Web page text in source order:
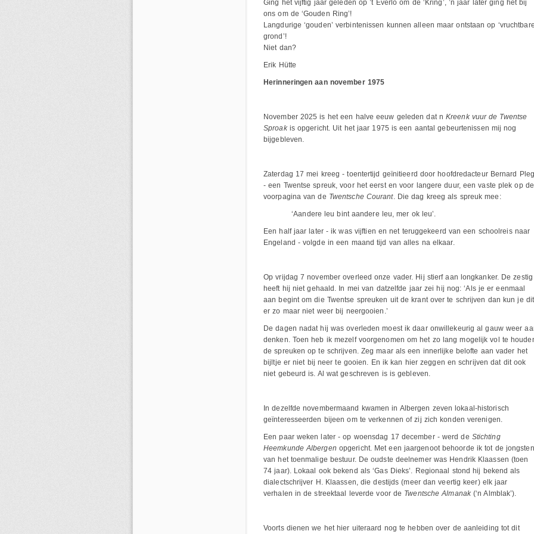
Ging het vijftig jaar geleden op ’t Everlo om de ‘Kring’, ’n jaar later ging het bij
ons om de ‘Gouden Ring’!
Langdurige ‘gouden’ verbintenissen kunnen alleen maar ontstaan op
grond’!
Niet dan?
Erik Hütte
Herinneringen aan november 1975
November 2025 is het een halve eeuw geleden dat n Kreenk vuur de Twentse
Sproakis opgericht. Uit het jaar 1975 is een aantal gebeurtenissen mij nog
bijgebleven.
Zaterdag 17 mei kreeg - toentertijd geïnitieerd door hoofdredacteur Bernard
- een Twentse spreuk, voor het eerst en voor langere duur, een vaste plek op de
voorpagina van de Twentsche Courant. Die dag kreeg als spreuk mee:
‘Aandere leu bint aandere leu, mer ok leu’.
Een half jaar later - ik was vijftien en net teruggekeerd van een schoolreis naar
Engeland - volgde in een maand tijd van alles na elkaar.
Op vrijdag 7 november overleed onze vader. Hij stierf aan longkanker. De zestig
heeft hij niet gehaald. In mei van datzelfde jaar zei hij nog: ‘Als je er eenmaal
aan begint om die Twentse spreuken uit de krant over te schrijven dan kun je dit
er zo maar niet weer bij neergooien.’
De dagen nadat hij was overleden moest ik daar onwillekeurig al gauw weer
denken. Toen heb ik mezelf voorgenomen om het zo lang mogelijk vol te
de spreuken op te schrijven. Zeg maar als een innerlijke belofte aan vader het
bijltje er niet bij neer te gooien. En ik kan hier zeggen en schrijven dat dit ook
niet gebeurd is. Al wat geschreven is is gebleven.
In dezelfde novembermaand kwamen in Albergen zeven lokaal-historisch
geïnteresseerden bijeen om te verkennen of zij zich konden verenigen.
Een paar weken later - op woensdag 17 december - werd de Stichting
Heemkunde Albergen opgericht. Met een jaargenoot behoorde ik tot de jongsten
van het toenmalige bestuur. De oudste deelnemer was Hendrik Klaassen (toen
74 jaar). Lokaal ook bekend als ‘Gas Dieks’. Regionaal stond hij bekend als
dialectschrijver H. Klaassen, die destijds (meer dan veertig keer) elk jaar
verhalen in de streektaal leverde voor de Twentsche Almanak(‘n Almblak’).
Voorts dienen we het hier uiteraard nog te hebben over de aanleiding tot dit